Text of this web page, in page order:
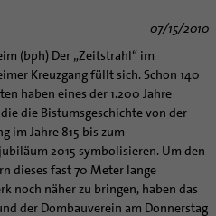
07/15/2010
(bph) Der „Zeitstrahl“ im
Kreuzgang füllt sich. Schon 140
haben eines der 1.200 Jahre
die Bistumsgeschichte von der
im Jahre 815 bis zum
2015 symbolisieren. Um den
dieses fast 70 Meter lange
noch näher zu bringen, haben das
der Dombauverein am Donnerstag